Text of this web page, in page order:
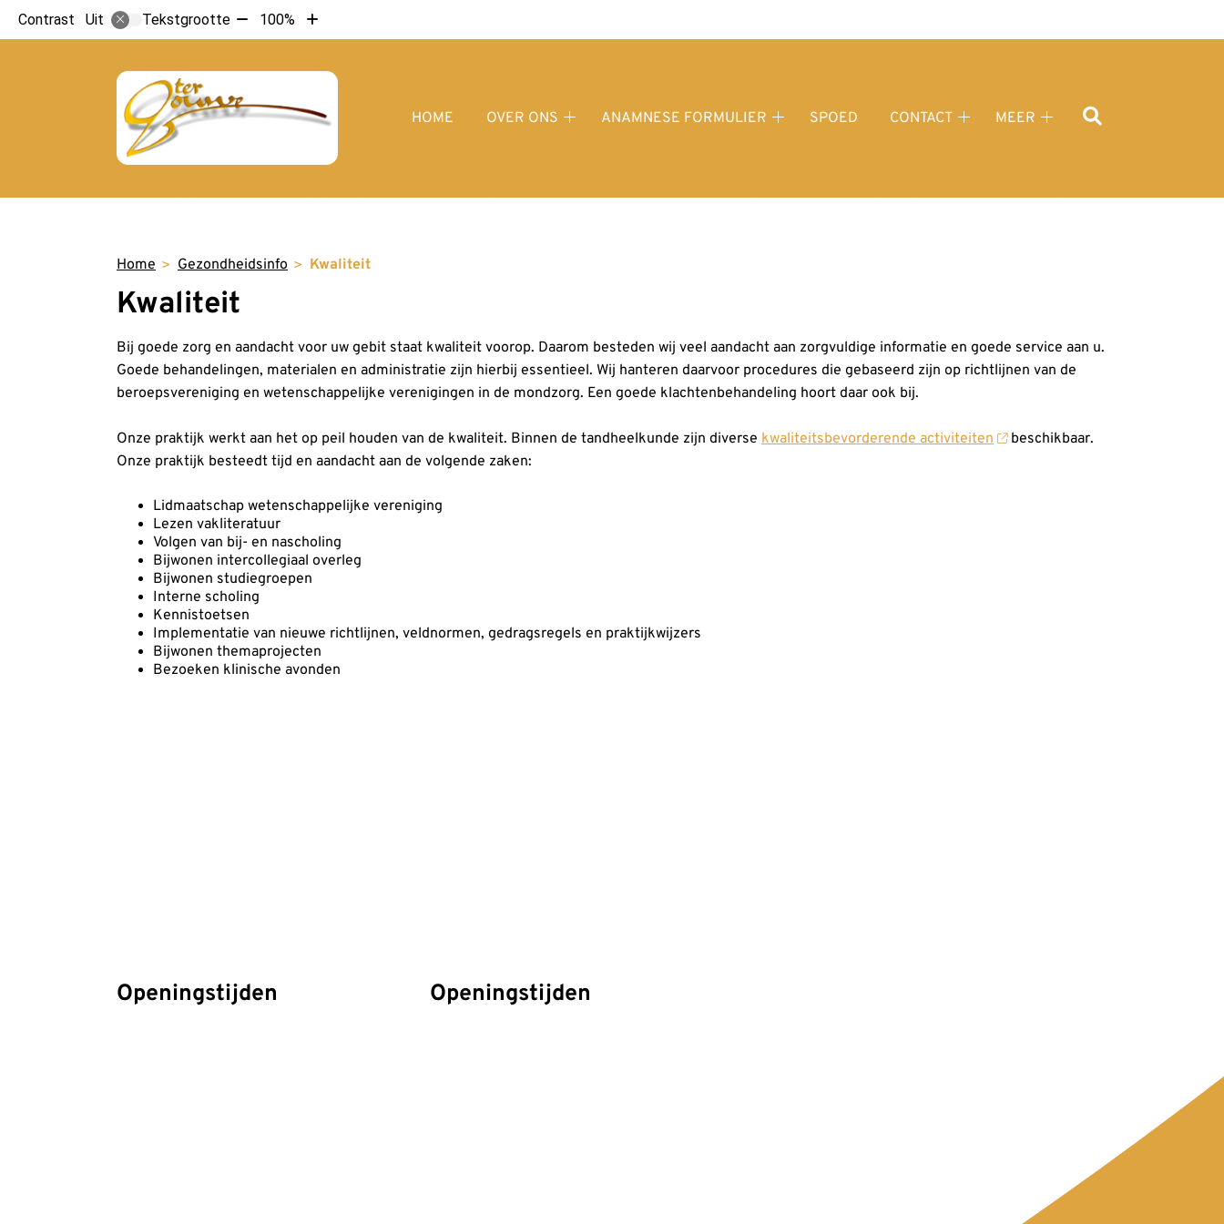
Contrast Uit Tekstgrootte Tekst
verkleinen
10%
100%
Tekst
vergroten
10%
HOME
OVER ONS
ANAMNESE FORMULIER
SPOED
CONTACT
MEER
Home Gezondheidsinfo Kwaliteit
Kwaliteit
Bij goede zorg en aandacht voor uw gebit staat kwaliteit voorop. Daarom besteden wij veel aandacht aan zorgvuldige informatie en goede service aan u.
Goede behandelingen, materialen en administratie zijn hierbij essentieel. Wij hanteren daarvoor procedures die gebaseerd zijn op richtlijnen van de
beroepsvereniging en wetenschappelijke verenigingen in de mondzorg. Een goede klachtenbehandeling hoort daar ook bij.
Onze praktijk werkt aan het op peil houden van de kwaliteit. Binnen de tandheelkunde zijn diverse kwaliteitsbevorderende activiteiten
beschikbaar.
Onze praktijk besteedt tijd en aandacht aan de volgende zaken:
Lidmaatschap wetenschappelijke vereniging
Lezen vakliteratuur
Volgen van bij- en nascholing
Bijwonen intercollegiaal overleg
Bijwonen studiegroepen
Interne scholing
Kennistoetsen
Implementatie van nieuwe richtlijnen, veldnormen, gedragsregels en praktijkwijzers
Bijwonen themaprojecten
Bezoeken klinische avonden
Openingstijden Openingstijden